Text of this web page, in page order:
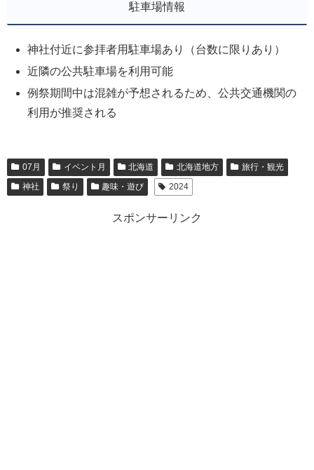
駐車場情報
神社付近に参拝者用駐車場あり（台数に限りあり）
近隣の公共駐車場を利用可能
例祭期間中は混雑が予想されるため、公共交通機関の
利用が推奨される
07月 イベント月 北海道 北海道地方
旅行・観光
神社
祭り 趣味・遊び 2024
スポンサーリンク